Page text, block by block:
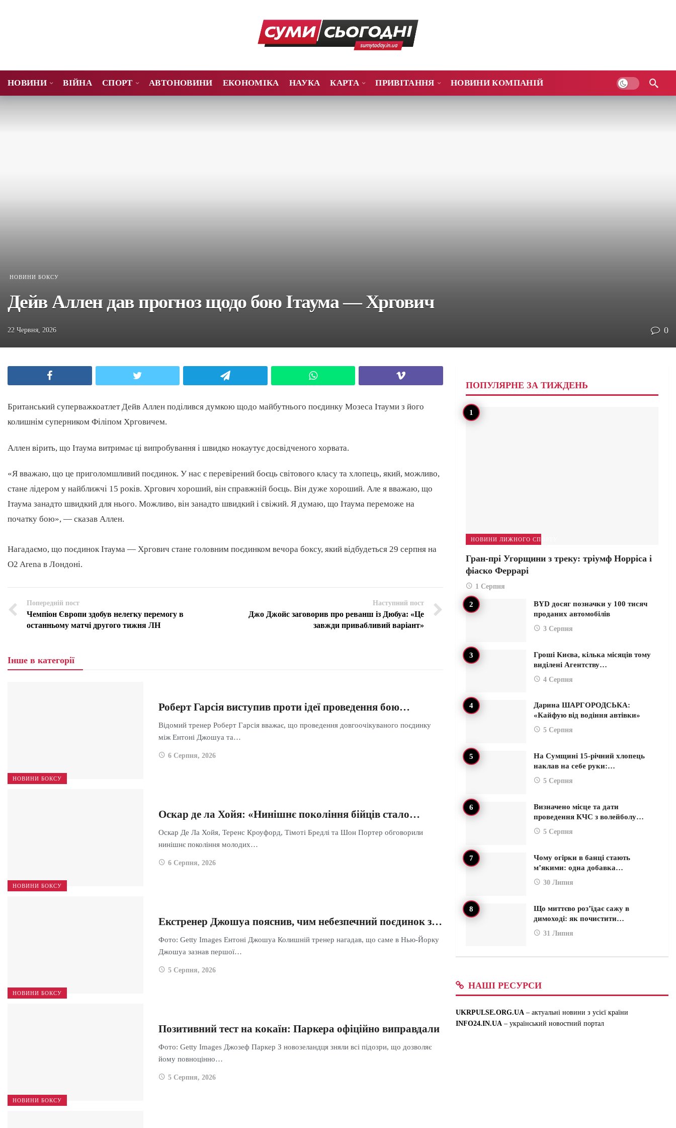
НОВИНИ ВІЙНА СПОРТ АВТОНОВИНИ ЕКОНОМІКА НАУКА КАРТА ПРИВІТАННЯ НОВИНИ КОМПАНІЙ
НОВИНИ БОКСУ
Дейв Аллен дав прогноз щодо бою Ітаума — Хргович
22 Червня, 2026 0
Британський суперважкоатлет Дейв Аллен поділився думкою щодо майбутнього поєдинку Мозеса Ітауми з його
колишнім суперником Філіпом Хрговичем.
Аллен вірить, що Ітаума витримає ці випробування і швидко нокаутує досвідченого хорвата.
«Я вважаю, що це приголомшливий поєдинок. У нас є перевірений боєць світового класу та хлопець, який, можливо,
стане лідером у найближчі 15 років. Хргович хороший, він справжній боєць. Він дуже хороший. Але я вважаю, що
Ітаума занадто швидкий для нього. Можливо, він занадто швидкий і свіжий. Я думаю, що Ітаума переможе на
початку бою», — сказав Аллен.
Нагадаємо, що поєдинок Ітаума — Хргович стане головним поєдинком вечора боксу, який відбудеться 29 серпня на
O2 Arena в Лондоні.
Попередній пост
Чемпіон Європи здобув нелегку перемогу в
останньому матчі другого тижня ЛН
Наступний пост
Джо Джойс заговорив про реванш із Дюбуа: «Це
завжди привабливий варіант»
Інше в категорії
НОВИНИ БОКСУ
Роберт Гарсія виступив проти ідеї проведення бою…
Відомий тренер Роберт Гарсія вважає, що проведення довгоочікуваного поєдинку
між Ентоні Джошуа та…
6 Серпня, 2026
НОВИНИ БОКСУ
Оскар де ла Хойя: «Нинішнє покоління бійців стало…
Оскар Де Ла Хойя, Теренс Кроуфорд, Тімоті Бредлі та Шон Портер обговорили
нинішнє покоління молодих…
6 Серпня, 2026
НОВИНИ БОКСУ
Екстренер Джошуа пояснив, чим небезпечний поєдинок з…
Фото: Getty Images Ентоні Джошуа Колишній тренер нагадав, що саме в Нью-Йорку
Джошуа зазнав першої…
5 Серпня, 2026
НОВИНИ БОКСУ
Позитивний тест на кокаїн: Паркера офіційно виправдали
Фото: Getty Images Джозеф Паркер З новозеландця зняли всі підозри, що дозволяє
йому повноцінно…
5 Серпня, 2026
ПОПУЛЯРНЕ ЗА ТИЖДЕНЬ
НОВИНИ ЛИЖНОГО СПОРТУ
Гран-прі Угорщини з треку: тріумф Норріса і
фіаско Феррарі
1 Серпня
BYD досяг позначки у 100 тисяч
проданих автомобілів
3 Серпня
Гроші Києва, кілька місяців тому
виділені Агентству…
4 Серпня
Дарина ШАРГОРОДСЬКА:
«Кайфую від водіння автівки»
5 Серпня
На Сумщині 15-річний хлопець
наклав на себе руки:…
5 Серпня
Визначено місце та дати
проведення КЧС з волейболу…
5 Серпня
Чому огірки в банці стають
м’якими: одна добавка…
30 Липня
Що миттєво роз’їдає сажу в
димоході: як почистити…
31 Липня
НАШІ РЕСУРСИ
UKRPULSE.ORG.UA – актуальні новини з усієї країни
INFO24.IN.UA – український новостний портал